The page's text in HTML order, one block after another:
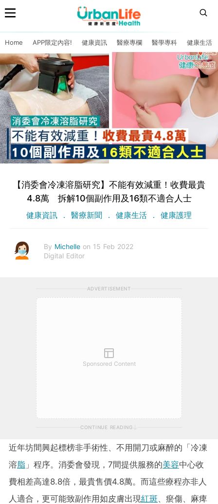
Home APP限定內容! 健康資訊 醫療專欄 醫學專科 健康生活
【消委會冷凍溶脂研究】不能有效減重！收費最貴
4.8萬 拆解10個副作用及16類不適合人士
健康資訊 醫療新聞 健康生活 健康護理
By Michelle on 15 Feb 2022
Digital Editor
ADVERTISEMENT
Sponsored Content
CONTINUE READING
近年坊間興起標榜非手術性、不用開刀或麻醉的「冷凍
溶脂 」程序。消委會發現，7間提供服務的美容中心收
費相差高達8.8倍，最貴售價4.8萬。而這些療程亦非人
人適合，更可能致副作用如皮膚出現紅斑、瘀傷、麻痺